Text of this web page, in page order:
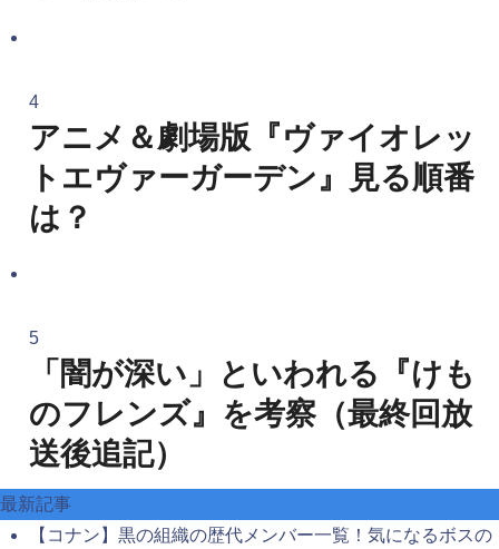
4
アニメ＆劇場版『ヴァイオレッ
トエヴァーガーデン』見る順番
は？
5
「闇が深い」といわれる『けも
のフレンズ』を考察（最終回放
送後追記）
最新記事
【コナン】黒の組織の歴代メンバー一覧！気になるボスの